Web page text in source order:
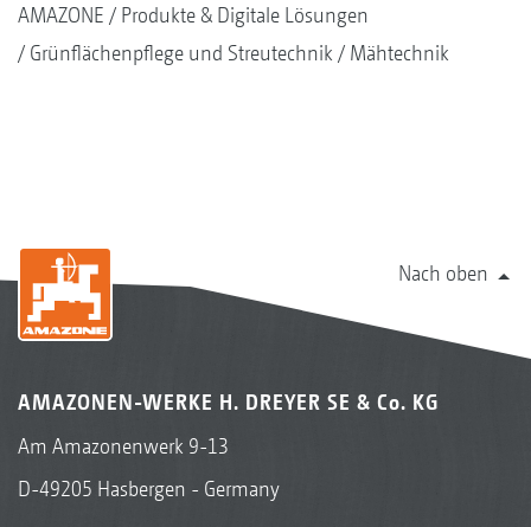
AMAZONE
Produkte & Digitale Lösungen
Grünflächenpflege und Streutechnik
Mähtechnik
Nach oben
AMAZONEN-WERKE H. DREYER SE & Co. KG
Am Amazonenwerk 9-13
D-49205 Hasbergen - Germany